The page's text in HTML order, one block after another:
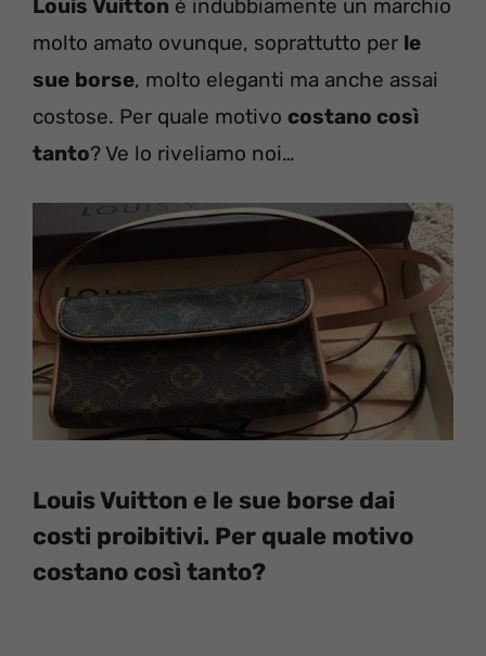
Louis Vuitton è indubbiamente un marchio
molto amato ovunque, soprattutto per le
sue borse, molto eleganti ma anche assai
costose. Per quale motivo costano così
tanto? Ve lo riveliamo noi…
Louis Vuitton e le sue borse dai
costi proibitivi. Per quale motivo
costano così tanto?